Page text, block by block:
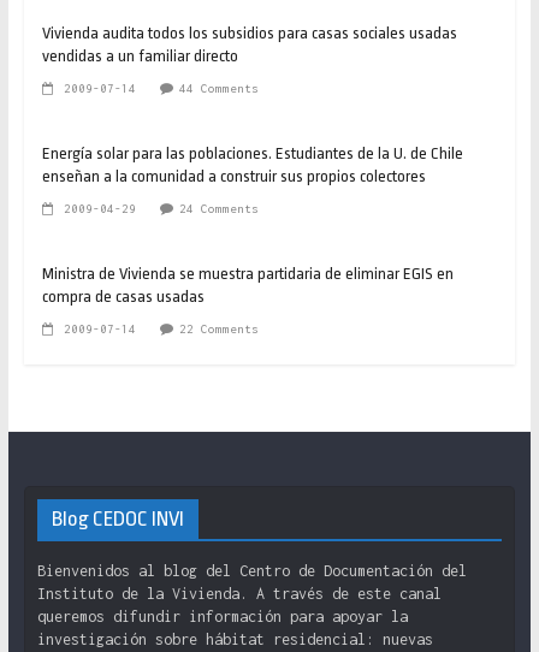
Vivienda audita todos los subsidios para casas sociales usadas
vendidas a un familiar directo
2009-07-14 44 Comments
Energía solar para las poblaciones. Estudiantes de la U. de Chile
enseñan a la comunidad a construir sus propios colectores
2009-04-29 24 Comments
Ministra de Vivienda se muestra partidaria de eliminar EGIS en
compra de casas usadas
2009-07-14 22 Comments
Blog CEDOC INVI
Bienvenidos al blog del Centro de Documentación del
Instituto de la Vivienda. A través de este canal
queremos difundir información para apoyar la
investigación sobre hábitat residencial: nuevas